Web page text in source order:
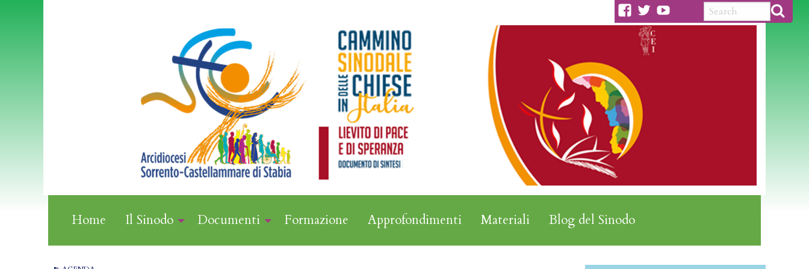
facebook
twitteryoutube
Home Il Sinodo Documenti Formazione Approfondimenti Materiali Blog del Sinodo